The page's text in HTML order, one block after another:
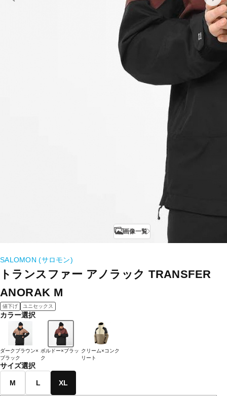
画像一覧
SALOMON (サロモン)
トランスファー アノラック TRANSFER
ANORAK M
値下げ ユニセックス
カラー選択
ダークブラウン×
ブラック
ボルドー×ブラッ
ク
クリーム×コンク
リート
サイズ選択
M L XL